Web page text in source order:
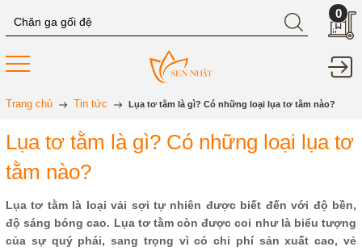
0
Trang chủ Tin tức Lụa tơ tằm là gì? Có những loại lụa tơ tằm nào?
Lụa tơ tằm là gì? Có những loại lụa tơ
tằm nào?
Lụa tơ tằm là loại vải sợi tự nhiên được biết đến với độ bền,
độ sáng bóng cao. Lụa tơ tằm còn được coi như là biểu tượng
của sự quý phái, sang trọng vì có chi phí sản xuất cao, vẻ